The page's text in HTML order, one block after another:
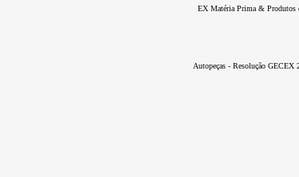
EX Matéria Prima & Produtos
Autopeças - Resolução GECEX